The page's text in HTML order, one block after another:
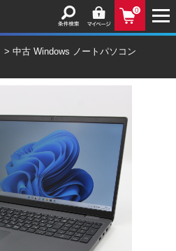
0
>中古 Windows ノートパソコン